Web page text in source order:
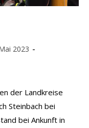
2023
der Landkreise
Steinbach bei
bei Ankunft in